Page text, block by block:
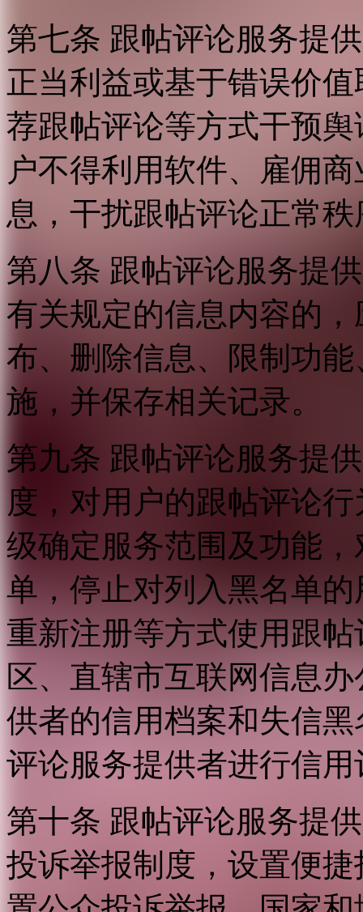
第七条 跟帖评论服务提
正当利益或基于错误价
荐跟帖评论等方式干预
户不得利用软件、雇佣
息，干扰跟帖评论正常
第八条 跟帖评论服务提
有关规定的信息内容的
布、删除信息、限制功
施，并保存相关记录。
第九条 跟帖评论服务提
度，对用户的跟帖评论
级确定服务范围及功能
单，停止对列入黑名单
重新注册等方式使用跟
区、直辖市互联网信息
供者的信用档案和失信
评论服务提供者进行信用
第十条 跟帖评论服务提
投诉举报制度，设置便